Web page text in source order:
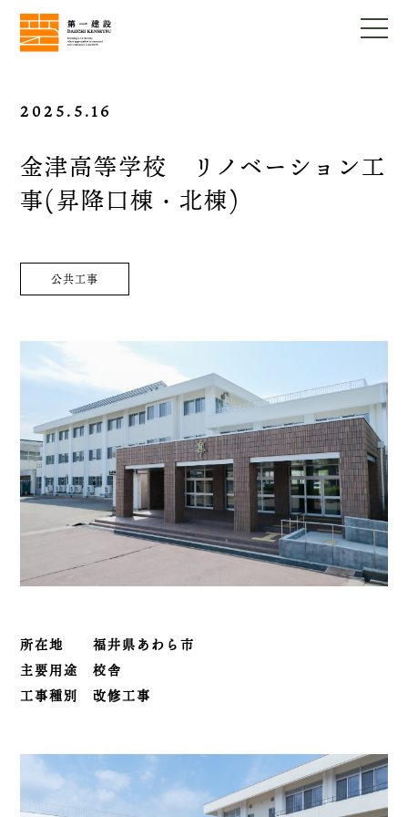
2025.5.16
金津高等学校 リノベーション工
事(昇降口棟・北棟)
公共工事
所在地 福井県あわら市
主要用途 校舎
工事種別 改修工事